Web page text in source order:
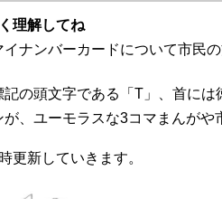
理解してね
ナンバーカードについて市民
の頭文字である「T」、首に
、ユーモラスな3コマまんがや
新していきます。